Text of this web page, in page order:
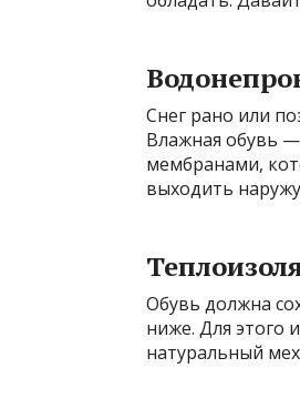
Снег рано или
Влажная обувь
мембранами,
выходить
Обувь должна
ниже. Для этого
натуральный